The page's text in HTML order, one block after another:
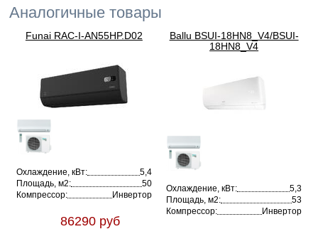
Аналогичные товары
Funai RAC-I-AN55HP.D02
Охлаждение, кВт:
5,4
Площадь, м2:
50
Компрессор:
Инвертор
86290 руб
Ballu BSUI-18HN8_V4/BSUI-
18HN8_V4
Охлаждение, кВт:
5,3
Площадь, м2:
53
Компрессор:
Инвертор